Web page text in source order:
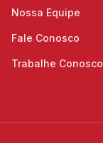
Nossa Equipe
Fale Conosco
Trabalhe Conosco